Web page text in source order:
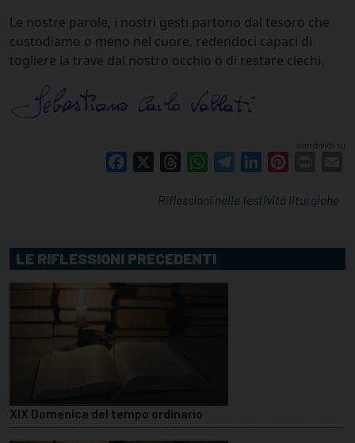
Le nostre parole, i nostri gesti partono dal tesoro che
custodiamo o meno nel cuore, redendoci capaci di
togliere la trave dal nostro occhio o di restare ciechi.
condividi su
Facebook ThreadsWhatsAppTelegramLinkedIn
Riflessioni nelle festività liturgiche
LE RIFLESSIONI PRECEDENTI
XIX Domenica del tempo ordinario